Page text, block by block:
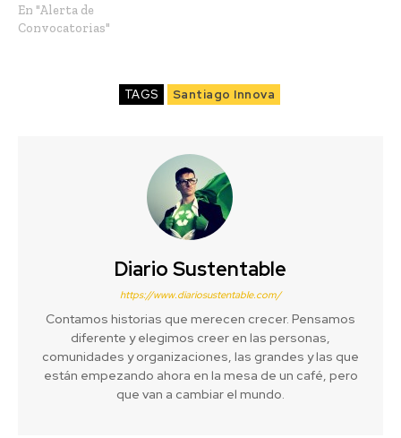
En "Alerta de
Convocatorias"
TAGS Santiago Innova
Diario Sustentable
https://www.diariosustentable.com/
Contamos historias que merecen crecer. Pensamos
diferente y elegimos creer en las personas,
comunidades y organizaciones, las grandes y las que
están empezando ahora en la mesa de un café, pero
que van a cambiar el mundo.